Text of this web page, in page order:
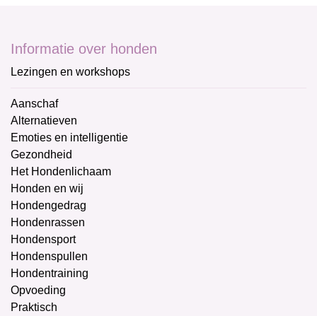
Informatie over honden
Lezingen en workshops
Aanschaf
Alternatieven
Emoties en intelligentie
Gezondheid
Het Hondenlichaam
Honden en wij
Hondengedrag
Hondenrassen
Hondensport
Hondenspullen
Hondentraining
Opvoeding
Praktisch